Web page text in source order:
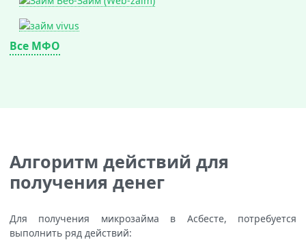
Все МФО
Алгоритм действий для
получения денег
Для получения микрозайма в Асбесте, потребуется
выполнить ряд действий: